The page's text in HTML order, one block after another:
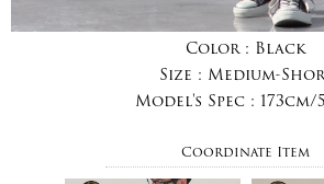
Color : Black
Size : Medium-
Model's Spec : 173cm/
Coordinate Item